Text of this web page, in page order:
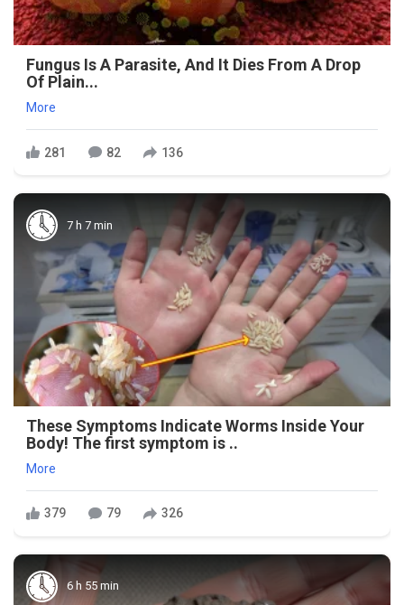
Fungus Is A Parasite, And It Dies From A Drop
Of Plain...
More
281 82 136
7 h 7 min
These Symptoms Indicate Worms Inside Your
Body! The first symptom is ..
More
379 79 326
6 h 55 min